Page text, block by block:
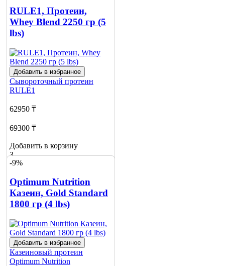
RULE1, Протеин,
Whey Blend 2250 гр (5
lbs)
Добавить в избранное
Сывороточный протеин
RULE1
62950 ₸
69300 ₸
Добавить в корзину
3
-9%
Optimum Nutrition
Казеин, Gold Standard
1800 гр (4 lbs)
Добавить в избранное
Казеиновый протеин
Optimum Nutrition